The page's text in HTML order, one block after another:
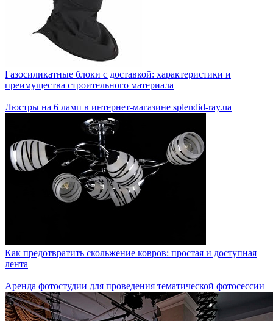
Газосиликатные блоки с доставкой: характеристики и
преимущества строительного материала
Люстры на 6 ламп в интернет-магазине splendid-ray.ua
Как предотвратить скольжение ковров: простая и доступная
лента
Аренда фотостудии для проведения тематической фотосессии